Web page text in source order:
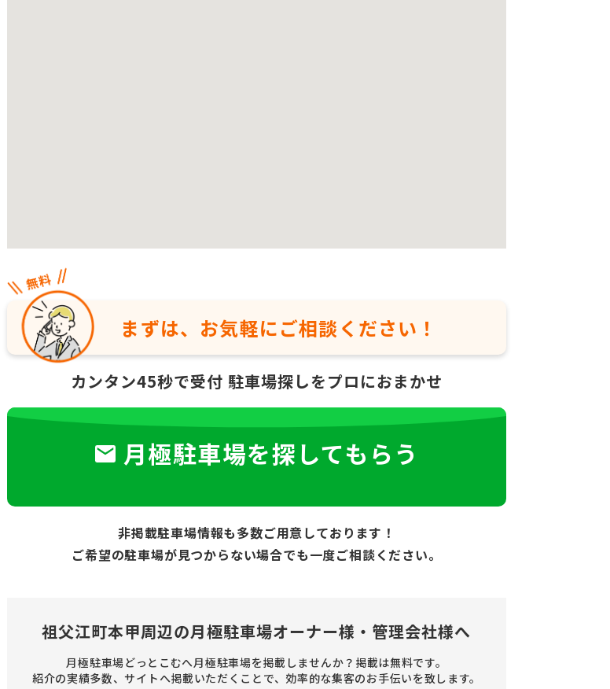
まずは、お気軽にご相談ください！
カンタン45秒で受付 駐車場探しをプロにおまかせ
月極駐車場を探してもらう
非掲載駐車場情報も多数ご用意しております！
ご希望の駐車場が見つからない場合でも一度ご相談ください。
祖父江町本甲周辺の月極駐車場オーナー様・管理会社様へ
月極駐車場どっとこむへ月極駐車場を掲載しませんか？ 掲載は無料です。
紹介の実績多数、サイトへ掲載いただくことで、 効率的な集客のお手伝いを致します。